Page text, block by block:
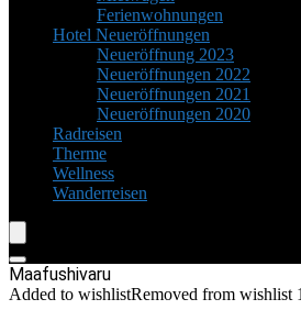
Ferienwohnungen
Hotel Neueröffnungen
Neueröffnung 2023
Neueröffnungen 2022
Neueröffnungen 2021
Neueröffnungen 2020
Radreisen
Therme
Wellness
Wanderreisen
Maafushivaru
Added to wishlistRemoved from wishlist 1